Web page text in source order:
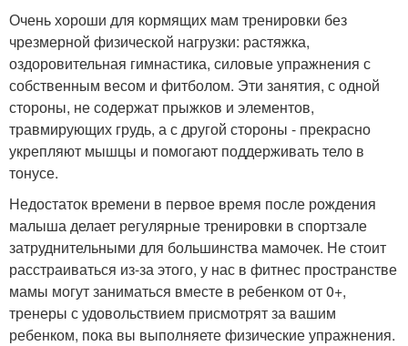
Очень хороши для кормящих мам тренировки без
чрезмерной физической нагрузки: растяжка,
оздоровительная гимнастика, силовые упражнения с
собственным весом и фитболом. Эти занятия, с одной
стороны, не содержат прыжков и элементов,
травмирующих грудь, а с другой стороны - прекрасно
укрепляют мышцы и помогают поддерживать тело в
тонусе.
Недостаток времени в первое время после рождения
малыша делает регулярные тренировки в спортзале
затруднительными для большинства мамочек. Не стоит
расстраиваться из-за этого, у нас в фитнес пространстве
мамы могут заниматься вместе в ребенком от 0+,
тренеры с удовольствием присмотрят за вашим
ребенком, пока вы выполняете физические упражнения.